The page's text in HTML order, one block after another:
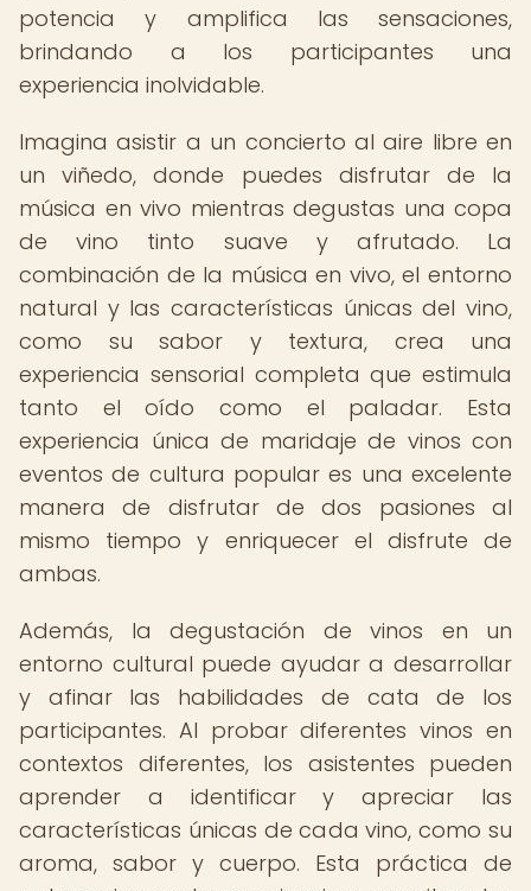
potencia y amplifica las sensaciones,
brindando a los participantes una
experiencia inolvidable.
Imagina asistir a un concierto al aire libre en
un viñedo, donde puedes disfrutar de la
música en vivo mientras degustas una copa
de vino tinto suave y afrutado. La
combinación de la música en vivo, el entorno
natural y las características únicas del vino,
como su sabor y textura, crea una
experiencia sensorial completa que estimula
tanto el oído como el paladar. Esta
experiencia única de maridaje de vinos con
eventos de cultura popular es una excelente
manera de disfrutar de dos pasiones al
mismo tiempo y enriquecer el disfrute de
ambas.
Además, la degustación de vinos en un
entorno cultural puede ayudar a desarrollar
y afinar las habilidades de cata de los
participantes. Al probar diferentes vinos en
contextos diferentes, los asistentes pueden
aprender a identificar y apreciar las
características únicas de cada vino, como su
aroma, sabor y cuerpo. Esta práctica de